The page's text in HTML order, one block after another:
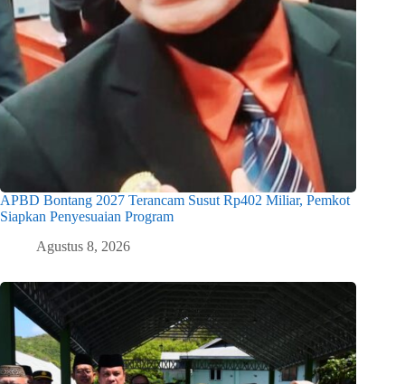
APBD Bontang 2027 Terancam Susut Rp402 Miliar, Pemkot
Siapkan Penyesuaian Program
Agustus 8, 2026